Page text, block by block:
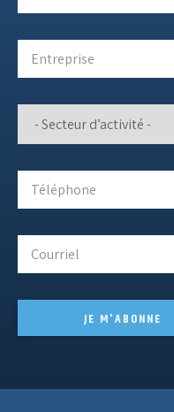
JE M'ABONNE